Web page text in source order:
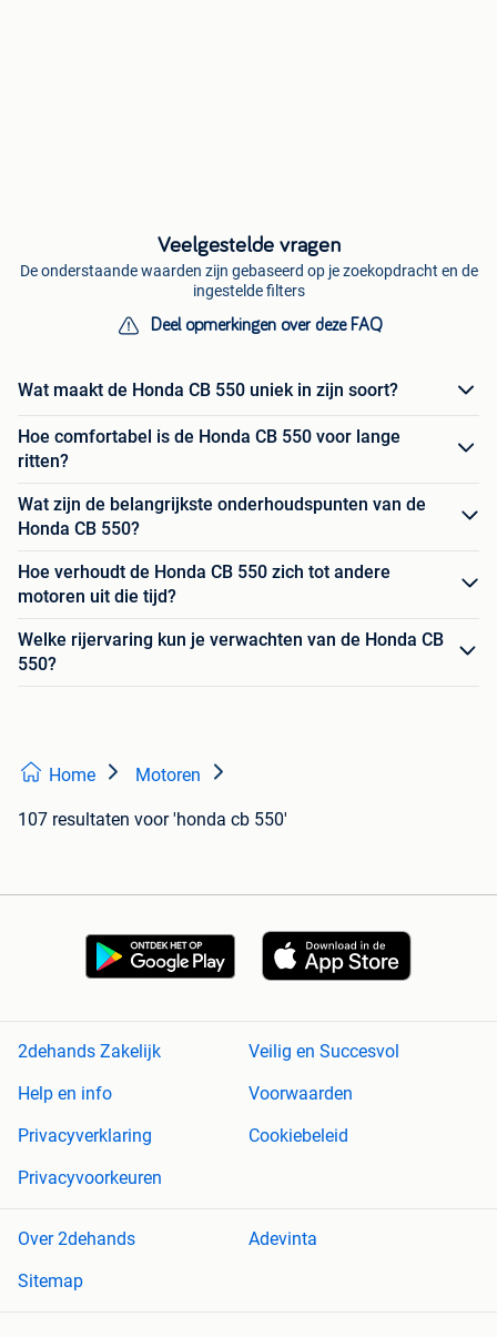
Veelgestelde vragen
De onderstaande waarden zijn gebaseerd op je zoekopdracht en de
ingestelde filters
Deel opmerkingen over deze FAQ
Wat maakt de Honda CB 550 uniek in zijn soort?
Hoe comfortabel is de Honda CB 550 voor lange
ritten?
Wat zijn de belangrijkste onderhoudspunten van de
Honda CB 550?
Hoe verhoudt de Honda CB 550 zich tot andere
motoren uit die tijd?
Welke rijervaring kun je verwachten van de Honda CB
550?
Home Motoren
107 resultaten voor 'honda cb 550'
2dehands Zakelijk
Veilig en Succesvol
Help en info
Voorwaarden
Privacyverklaring
Cookiebeleid
Privacyvoorkeuren
Over 2dehands
Adevinta
Sitemap